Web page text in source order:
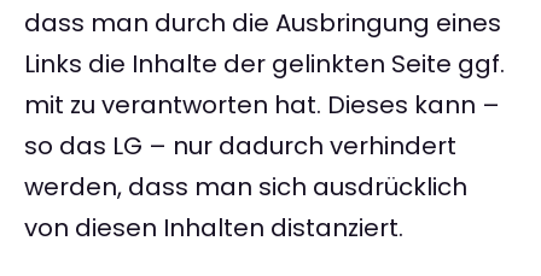
dass man durch die Ausbringung eines
Links die Inhalte der gelinkten Seite ggf.
mit zu verantworten hat. Dieses kann –
so das LG – nur dadurch verhindert
werden, dass man sich ausdrücklich
von diesen Inhalten distanziert.